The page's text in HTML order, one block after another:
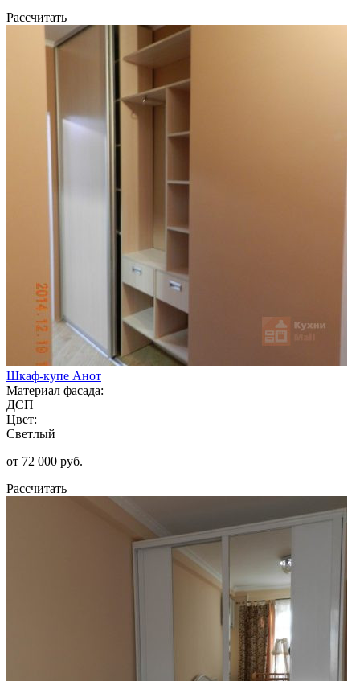
Рассчитать
Шкаф-купе Анот
Материал фасада:
ДСП
Цвет:
Светлый
от 72 000 руб.
Рассчитать